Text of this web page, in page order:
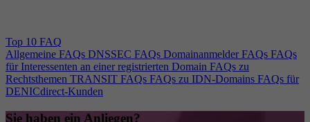
Top 10 FAQ
Allgemeine FAQs DNSSEC FAQs Domainanmelder FAQs FAQs
für Interessenten an einer registrierten Domain FAQs zu
Rechtsthemen TRANSIT FAQs FAQs zu IDN-Domains FAQs für
DENICdirect-Kunden
Sie haben ein Anliegen?